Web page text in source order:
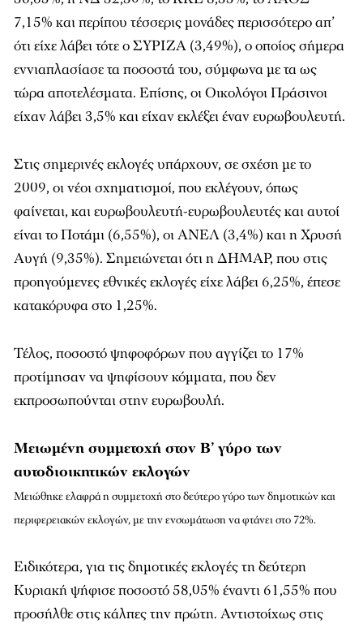
7,15% και περίπου τέσσερις μονάδες περισσότερο απ’
ότι είχε λάβει τότε ο ΣΥΡΙΖΑ (3,49%), ο οποίος σήμερα
εννιαπλασίασε τα ποσοστά του, σύμφωνα με τα ως
τώρα αποτελέσματα. Επίσης, οι Οικολόγοι Πράσινοι
είχαν λάβει 3,5% και είχαν εκλέξει έναν ευρωβουλευτή.
Στις σημερινές εκλογές υπάρχουν, σε σχέση με το
2009, οι νέοι σχηματισμοί, που εκλέγουν, όπως
φαίνεται, και ευρωβουλευτή-ευρωβουλευτές και αυτοί
είναι το Ποτάμι (6,55%), οι ΑΝΕΛ (3,4%) και η Χρυσή
Αυγή (9,35%). Σημειώνεται ότι η ΔΗΜΑΡ, που στις
προηγούμενες εθνικές εκλογές είχε λάβει 6,25%, έπεσε
κατακόρυφα στο 1,25%.
Τέλος, ποσοστό ψηφοφόρων που αγγίζει το 17%
προτίμησαν να ψηφίσουν κόμματα, που δεν
εκπροσωπούνται στην ευρωβουλή.
Μειωμένη συμμετοχή στον Β’ γύρο των
αυτοδιοικητικών εκλογών
Μειώθηκε ελαφρά η συμμετοχή στο δεύτερο γύρο των δημοτικών και
περιφερειακών εκλογών, με την ενσωμάτωση να φτάνει στο 72%.
Ειδικότερα, για τις δημοτικές εκλογές τη δεύτερη
Κυριακή ψήφισε ποσοστό 58,05% έναντι 61,55% που
προσήλθε στις κάλπες την πρώτη. Αντιστοίχως στις